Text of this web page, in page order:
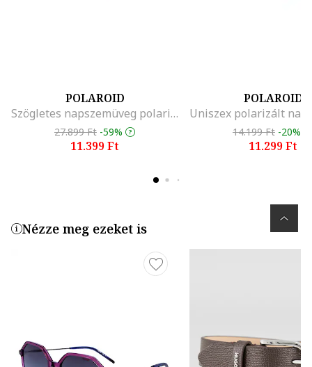
POLAROID
Szögletes napszemüveg polarizált lencsékkel, Fekete/Tengerészkék
27.899 Ft -59%
11.399 Ft
POLAROID
14.199 Ft -20%
11.299 Ft
Nézze meg ezeket is